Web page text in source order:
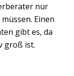
nur
Einen
gibt es, da
groß ist.